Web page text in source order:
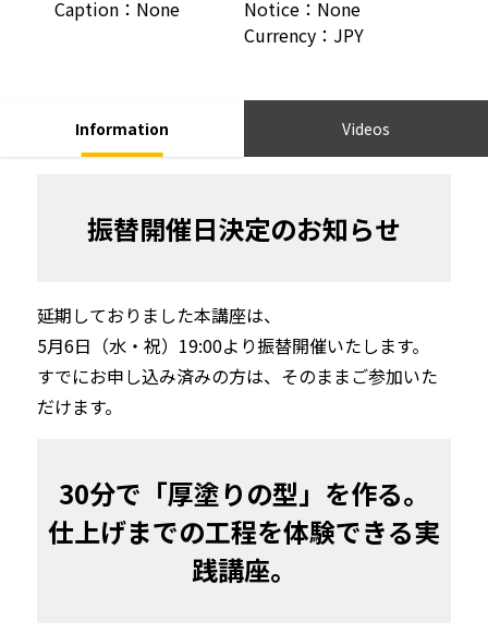
Caption： None
Notice： None
Currency： JPY
Information Videos
振替開催日決定のお知らせ
延期しておりました本講座は、
5月6日（水・祝）19:00より振替開催いたします。
すでにお申し込み済みの方は、そのままご参加いた
だけます。
30分で「厚塗りの型」を作る。
仕上げまでの工程を体験できる実
践講座。